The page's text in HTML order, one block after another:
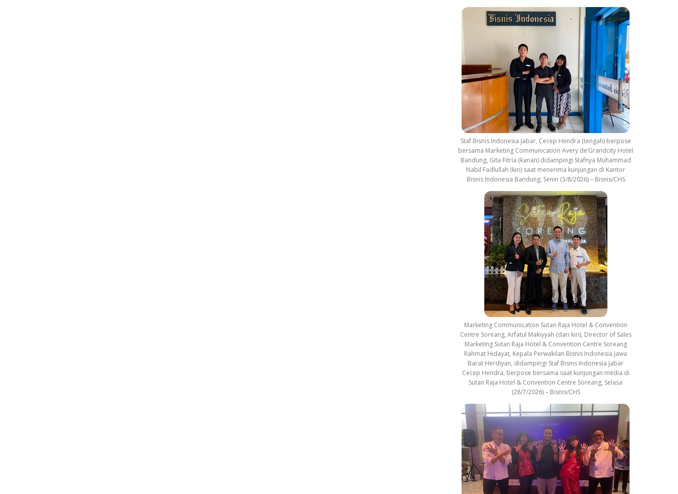
Staf Bisnis Indonesia Jabar, Cecep Hendra (tengah) berpose
bersama Marketing Communication Avery de’Grandcity Hotel
Bandung, Gita Fitria (kanan) didampingi Stafnya Muhammad
Nabil Fadlullah (kiri) saat menerima kunjungan di Kantor
Bisnis Indonesia Bandung, Senin (3/8/2026) – Bisnis/CHS
Marketing Communication Sutan Raja Hotel & Convention
Centre Soreang, Arfatul Makiyyah (dari kiri), Director of Sales
Marketing Sutan Raja Hotel & Convention Centre Soreang
Rahmat Hidayat, Kepala Perwakilan Bisnis Indonesia Jawa
Barat Herdiyan, didampingi Staf Bisnis Indonesia Jabar
Cecep Hendra, berpose bersama saat kunjungan media di
Sutan Raja Hotel & Convention Centre Soreang, Selasa
(28/7/2026) – Bisnis/CHS